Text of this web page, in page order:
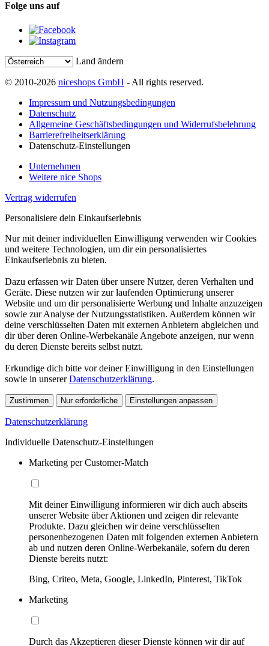
Folge uns auf
Land ändern
© 2010-2026 niceshops GmbH - All rights reserved.
Impressum und Nutzungsbedingungen
Datenschutz
Allgemeine Geschäftsbedingungen und Widerrufsbelehrung
Barrierefreiheitserklärung
Datenschutz-Einstellungen
Unternehmen
Weitere nice Shops
Vertrag widerrufen
Personalisiere dein Einkaufserlebnis
Nur mit deiner individuellen Einwilligung verwenden wir Cookies
und weitere Technologien, um dir ein personalisiertes
Einkaufserlebnis zu bieten.
Dazu erfassen wir Daten über unsere Nutzer, deren Verhalten und
Geräte. Diese nutzen wir zur laufenden Optimierung unserer
Website und um dir personalisierte Werbung und Inhalte anzuzeigen
sowie zur Analyse der Nutzungsstatistiken. Außerdem können wir
deine verschlüsselten Daten mit externen Anbietern abgleichen und
dir über deren Online-Werbekanäle Angebote anzeigen, nur wenn
du deren Dienste bereits selbst nutzt.
Erkundige dich bitte vor deiner Einwilligung in den Einstellungen
sowie in unsererDatenschutzerklärung.
Zustimmen Nur erforderliche Einstellungen anpassen
Datenschutzerklärung
Individuelle Datenschutz-Einstellungen
Marketing per Customer-Match
Mit deiner Einwilligung informieren wir dich auch abseits
unserer Website über Aktionen und zeigen dir relevante
Produkte. Dazu gleichen wir deine verschlüsselten
personenbezogenen Daten mit folgenden externen Anbietern
ab und nutzen deren Online-Werbekanäle, sofern du deren
Dienste bereits nutzt:
Bing, Criteo, Meta, Google, LinkedIn, Pinterest, TikTok
Marketing
Durch das Akzeptieren dieser Dienste können wir dir auf